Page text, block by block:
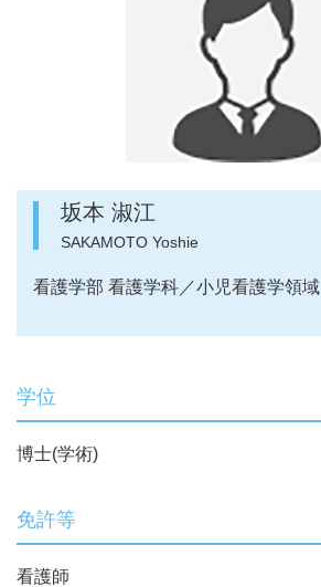
坂本 淑江
SAKAMOTO Yoshie
看護学部 看護学科／小児看護学領域
学位
博士(学術)
免許等
看護師